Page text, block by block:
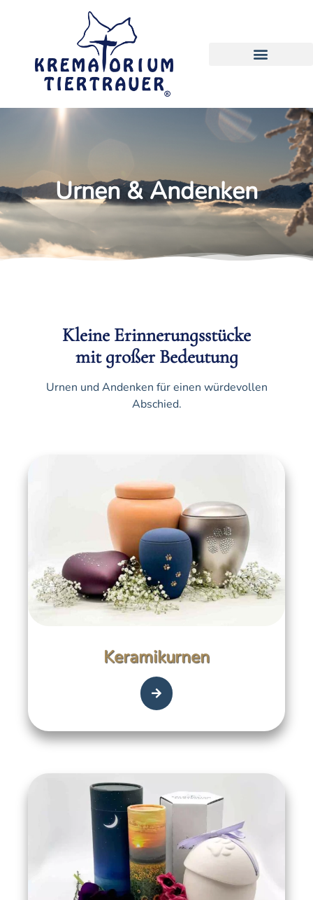
Urnen & Andenken
Kleine Erinnerungsstücke
mit großer Bedeutung
Urnen und Andenken für einen würdevollen
Abschied.
Keramikurnen